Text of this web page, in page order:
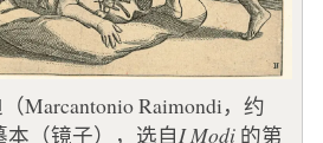
Marcantonio Raimondi，约
本（镜子），选自I Modi的第